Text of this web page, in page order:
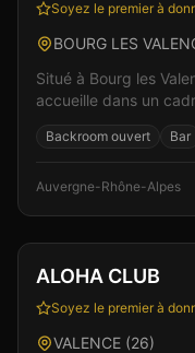
Soyez le premier à
BOURG LES
Situé à Bourg les
accueille dans un
convi...
Backroom ouvert Bar
Auvergne-Rhône-Alpes
Club
ALOHA CLUB
Soyez le premier à
VALENCE (26)